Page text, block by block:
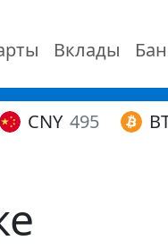
Вклады
CNY 495